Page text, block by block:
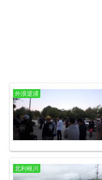
外浪逆浦
北利根川